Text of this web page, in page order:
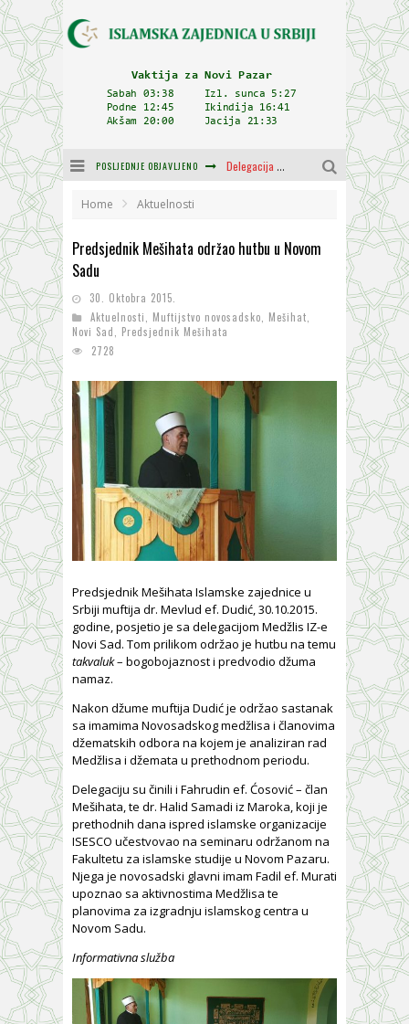
POSLJEDNJE OBJAVLJENO Delegacija IZ-e na godišnjici bitke kod Petrovaradina
Mešihat IZ-e u Srbiji i CHR Hajrat donirali obuću i odjeću za džemat u Kragujevcu
Home Aktuelnosti
Predsjednik Mešihata održao hutbu u Novom
Sadu
30. Oktobra 2015.
Aktuelnosti
Muftijstvo novosadsko Mešihat
Novi Sad
Predsjednik Mešihata
2728
Predsjednik Mešihata Islamske zajednice u
Srbiji muftija dr. Mevlud ef. Dudić, 30.10.2015.
godine, posjetio je sa delegacijom Medžlis IZ-e
Novi Sad. Tom prilikom održao je hutbu na temu
takvaluk– bogobojaznost i predvodio džuma
namaz.
Nakon džume muftija Dudić je održao sastanak
sa imamima Novosadskog medžlisa i članovima
džematskih odbora na kojem je analiziran rad
Medžlisa i džemata u prethodnom periodu.
Delegaciju su činili i Fahrudin ef. Ćosović – član
Mešihata, te dr. Halid Samadi iz Maroka, koji je
prethodnih dana ispred islamske organizacije
ISESCO učestvovao na seminaru održanom na
Fakultetu za islamske studije u Novom Pazaru.
Njega je novosadski glavni imam Fadil ef. Murati
upoznao sa aktivnostima Medžlisa te
planovima za izgradnju islamskog centra u
Novom Sadu.
Informativna služba